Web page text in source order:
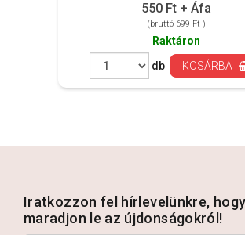
550 Ft + Áfa
(bruttó 699 Ft )
Raktáron
db
KOSÁRBA
Iratkozzon fel hírlevelünkre,
maradjon le az újdonságokról!